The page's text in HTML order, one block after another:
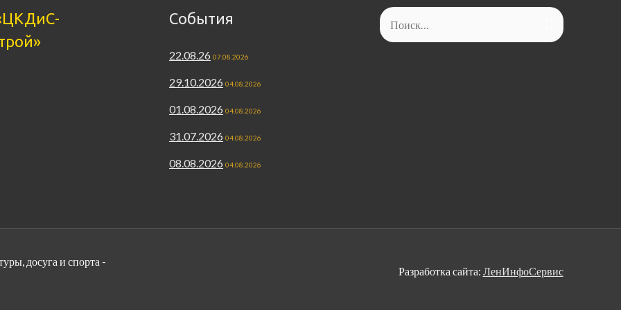
События
22.08.26 07.08.2026
29.10.2026 04.08.2026
01.08.2026 04.08.2026
31.07.2026 04.08.2026
08.08.2026 04.08.2026
Найти:
досуга и спорта -
Разработка сайта: ЛенИнфоСервис